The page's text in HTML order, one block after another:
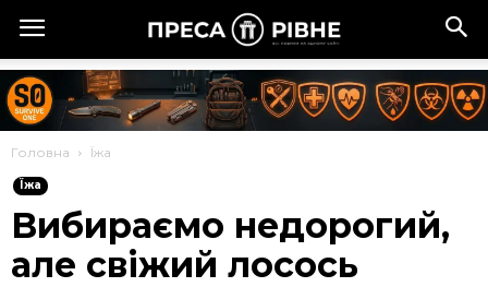
Головна Їжа
Їжа
Вибираємо недорогий,
але свіжий лосось